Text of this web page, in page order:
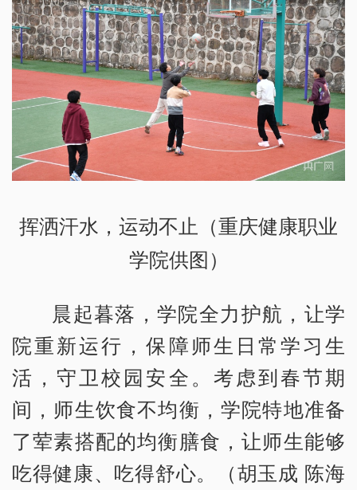
挥洒汗水，运动不止（重庆健康职业
学院供图）
晨起暮落，学院全力护航，让学
院重新运行，保障师生日常学习生
活，守卫校园安全。考虑到春节期
间，师生饮食不均衡，学院特地准备
了荤素搭配的均衡膳食，让师生能够
吃得健康、吃得舒心。（胡玉成 陈海